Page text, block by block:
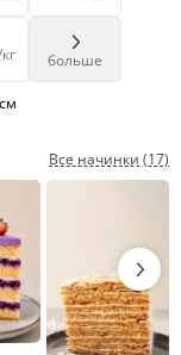
больше
Все начинки (17)